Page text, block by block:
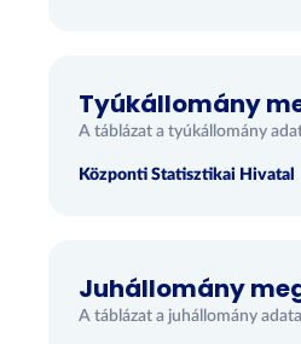
Tyúkállomány
A táblázat a tyúkállomány
Központi Statisztikai Hivatal
Juhállomány
A táblázat a juhállomány